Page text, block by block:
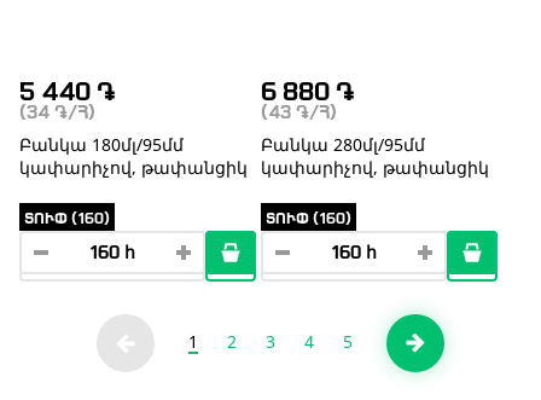
5 440 ֏
(34 ֏ /Հ)
Բանկա 180մլ/95մմ
կափարիչով, թափանցիկ
ՏՈՒՓ (160)
6 880 ֏
(43 ֏ /Հ)
Բանկա 280մլ/95մմ
կափարիչով, թափանցիկ
ՏՈՒՓ (160)
1 2 3 4 5